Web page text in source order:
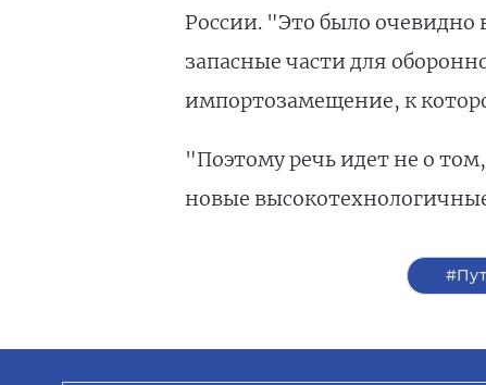
России. "Это было очевидно
запасные части для
импортозамещение, к
"Поэтому речь идет не о
новые